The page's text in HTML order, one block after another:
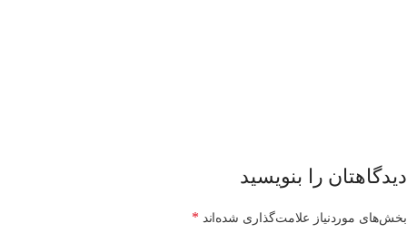
دیدگاهتان را بنویسید
بخش‌های موردنیاز علامت‌گذاری شده‌اند *